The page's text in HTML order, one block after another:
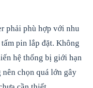
phải phù hợp với nhu
pin lắp đặt. Không
hệ thống bị giới hạn
chọn quá lớn gây